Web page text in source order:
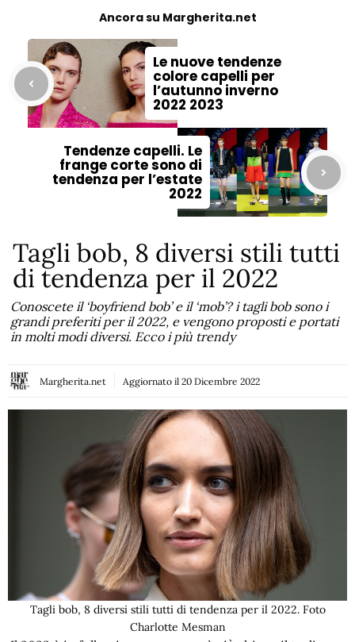
Ancora su Margherita.net
Le nuove tendenze
colore capelli per
l’autunno inverno
2022 2023
Tendenze capelli. Le
frange corte sono di
tendenza per l’estate
2022
Tagli bob, 8 diversi stili tutti
di tendenza per il 2022
Conoscete il ‘boyfriend bob’ e il ‘mob’? i tagli bob sono i
grandi preferiti per il 2022, e vengono proposti e portati
in molti modi diversi. Ecco i più trendy
Margherita.net Aggiornato il 20 Dicembre 2022
Tagli bob, 8 diversi stili tutti di tendenza per il 2022. Foto
Charlotte Mesman